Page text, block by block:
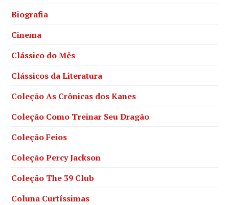
Biografia
Cinema
Clássico do Mês
Clássicos da Literatura
Coleção As Crônicas dos Kanes
Coleção Como Treinar Seu Dragão
Coleção Feios
Coleção Percy Jackson
Coleção The 39 Club
Coluna Curtíssimas